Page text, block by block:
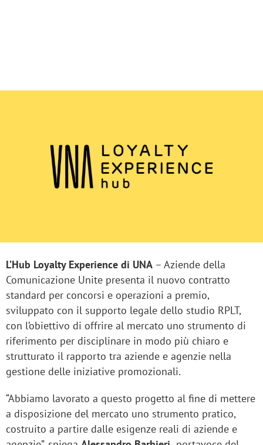
L’Hub Loyalty Experience di UNA – Aziende della
Comunicazione Unite presenta il nuovo contratto
standard per concorsi e operazioni a premio,
sviluppato con il supporto legale dello studio RPLT,
con l’obiettivo di offrire al mercato uno strumento di
riferimento per disciplinare in modo più chiaro e
strutturato il rapporto tra aziende e agenzie nella
gestione delle iniziative promozionali.
“Abbiamo lavorato a questo progetto al fine di mettere
a disposizione del mercato uno strumento pratico,
costruito a partire dalle esigenze reali di aziende e